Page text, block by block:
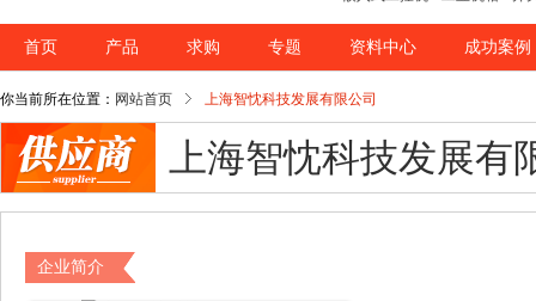
首页 产品 求购 专题 资料中心 成功案例
你当前所在位置： 网站首页 上海智忱科技发展有限公司
上海智忱科技发展有
企业简介